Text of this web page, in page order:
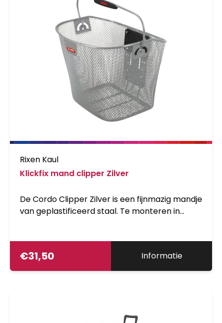
Rixen Kaul
Klickfix mand clipper Zilver
De Cordo Clipper Zilver is een fijnmazig mandje
van geplastificeerd staal. Te monteren in
€31,50 Informatie